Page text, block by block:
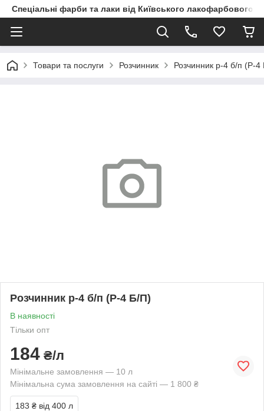
Спеціальні фарби та лаки від Київського
Товари та послуги Розчинник Розчинник р-4 б/п (Р-
Розчинник р-4 б/п (Р-4 Б/П)
В наявності
Тільки опт
184 ₴/л
Мінімальне замовлення — 10 л
Мінімальна сума замовлення на сайті — 1 800 ₴
183 ₴ від 400 л